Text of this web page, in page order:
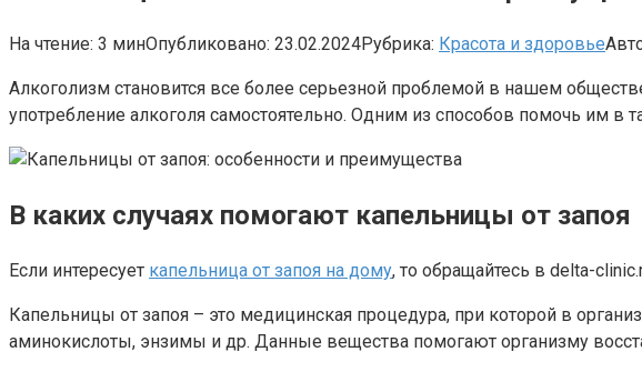
На чтение: 3 минОпубликовано: 23.02.2024Рубрика: Красота и здоровье
Алкоголизм становится все более серьезной проблемой в нашем
употребление алкоголя самостоятельно. Одним из способов помочь им в
В каких случаях помогают капельницы от запоя
Если интересует капельница от запоя на дому, то обращайтесь в delta-
Капельницы от запоя – это медицинская процедура, при которой в
аминокислоты, энзимы и др. Данные вещества помогают организму